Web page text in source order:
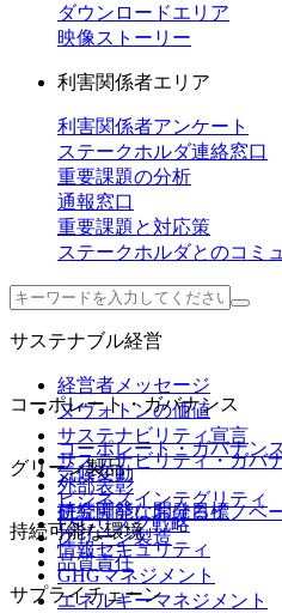
ダウンロードエリア
映像ストーリー
利害関係者エリア
利害関係者アンケート
ステークホルダ連絡窓口
重要課題の分析
通報窓口
重要課題と対応策
ステークホルダとのコミ
サステナブル経営
経営者メッセージ
ヌヴォトンの価値
サステナビリティ宣言
サステナビリティ・ガバ
外部表彰
持続可能な開発目標
コーポレート・ガバナンス
コーポレート・ガバナン
気候変動
ビジネスインテグリティ
ESGリスク戦略
情報セキュリティ
グリーン製品
研究開発におけるイノベ
グリーン製造
品質責任
持続可能な環境
GHGマネジメント
エネルギーマネジメント
サプライチェーン